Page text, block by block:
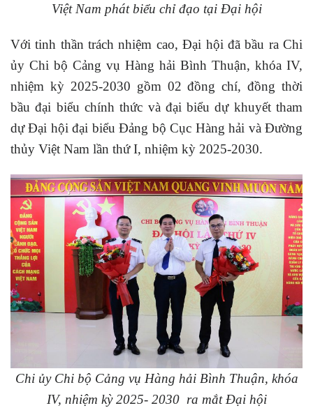
Việt Nam phát biểu chỉ đạo tại Đại hội
Với tinh thần trách nhiệm cao, Đại hội đã bầu ra Chi
ủy Chi bộ Cảng vụ Hàng hải Bình Thuận, khóa IV,
nhiệm kỳ 2025-2030 gồm 02 đồng chí, đồng thời
bầu đại biểu chính thức và đại biểu dự khuyết tham
dự Đại hội đại biểu Đảng bộ Cục Hàng hải và Đường
thủy Việt Nam lần thứ I, nhiệm kỳ 2025-2030.
Chi ủy Chi bộ Cảng vụ Hàng hải Bình Thuận, khóa
IV, nhiệm kỳ 2025- 2030 ra mắt Đại hội